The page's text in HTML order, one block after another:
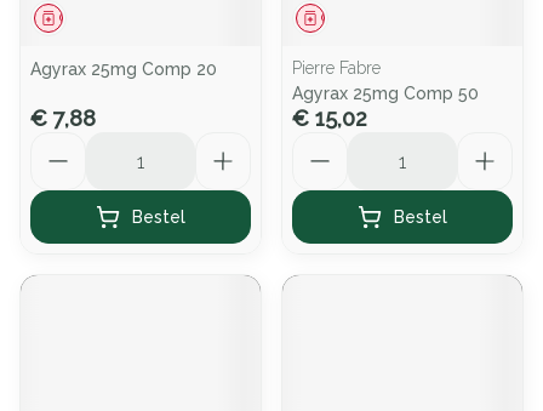
Geneesmiddel
Agyrax 25mg Comp 20
€ 7,88
Bestel
Geneesmiddel
Pierre Fabre
Agyrax 25mg Comp 50
€ 15,02
Bestel